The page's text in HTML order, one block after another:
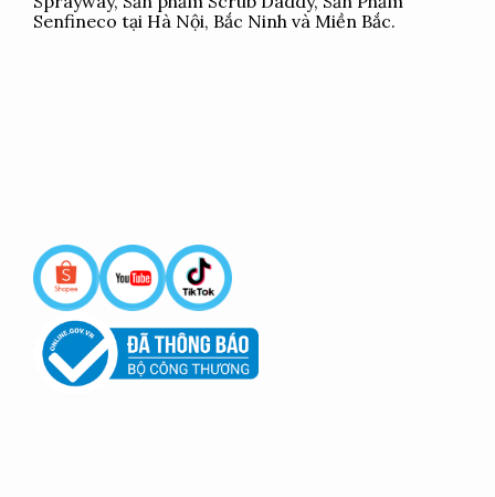
Senfineco tại Hà Nội, Bắc Ninh và Miền Bắc.